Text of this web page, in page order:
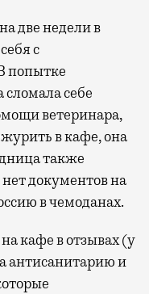
две недели в
с
попытке
себе
ветеринара,
в кафе, она
также
документов на
в чемоданах.
кафе в отзывах (у
антисанитарию и